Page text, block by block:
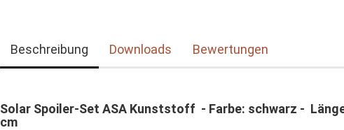
Beschreibung Downloads Bewertungen
Solar Spoiler-Set ASA Kunststoff - Farbe: schwarz -
cm